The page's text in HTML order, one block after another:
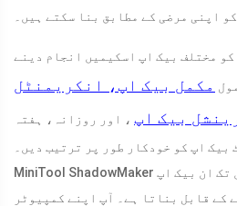
اپنی مرضی کے مطابق بنا سکتے ہیں۔
مختلف بیک اپ اسکیمیں انجام دینے
مکمل بیک اپ، انکریمنٹل
بیک اپ ، اور روزانہ، ہفتہ
اپ کو خودکار طور پر ترتیب دیں۔
MiniTool ShadowMaker ٹرائل آپ کو 30 دنوں تک ان بیک اپ
کے قابل بناتا ہے۔ آپ اپنے کمپیوٹر